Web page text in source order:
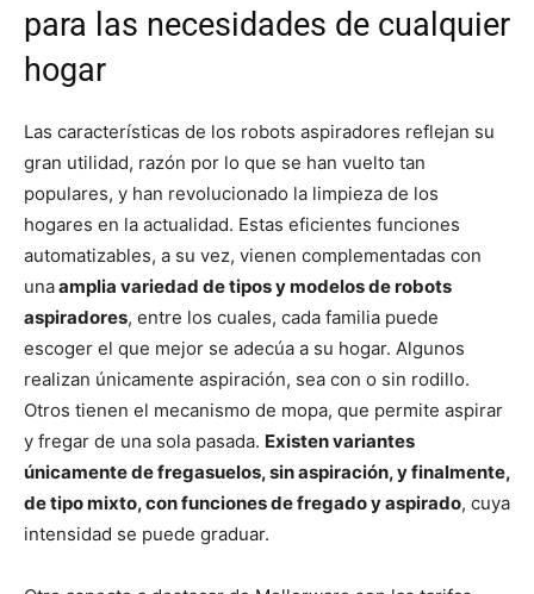
para las necesidades de cualquier
hogar
Las características de los robots aspiradores reflejan su
gran utilidad, razón por lo que se han vuelto tan
populares, y han revolucionado la limpieza de los
hogares en la actualidad. Estas eficientes funciones
automatizables, a su vez, vienen complementadas con
unaamplia variedad de tipos y modelos de robots
aspiradores, entre los cuales, cada familia puede
escoger el que mejor se adecúa a su hogar. Algunos
realizan únicamente aspiración, sea con o sin rodillo.
Otros tienen el mecanismo de mopa, que permite aspirar
y fregar de una sola pasada. Existen variantes
únicamente de fregasuelos, sin aspiración, y finalmente,
de tipo mixto, con funciones de fregado y aspirado, cuya
intensidad se puede graduar.